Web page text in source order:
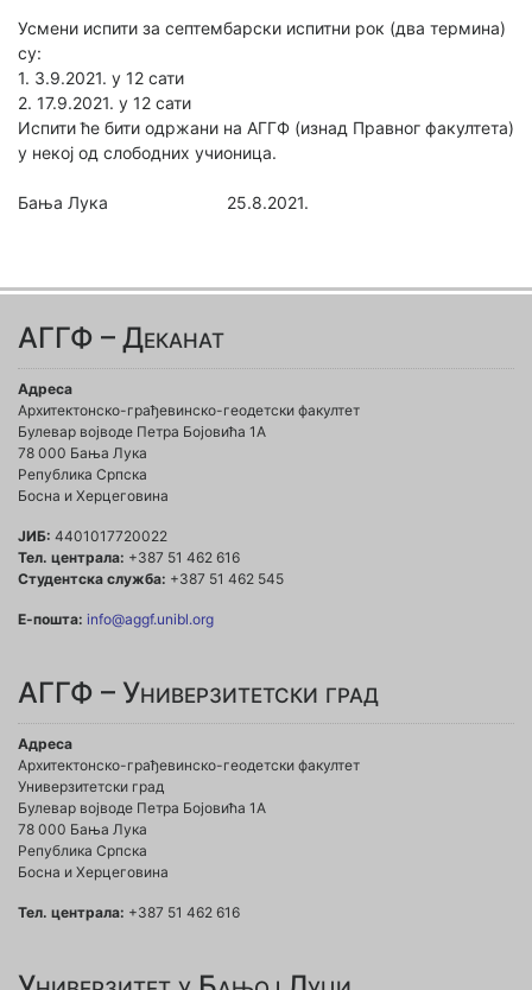
Усмени испити за септембарски испитни рок (два термина)
су:
1. 3.9.2021. у 12 сати
2. 17.9.2021. у 12 сати
Испити ће бити одржани на АГГФ (изнад Правног факултета)
у некој од слободних учионица.
Бања Лука 25.8.2021.
АГГФ – Деканат
Адреса
Архитектонско-грађевинско-геодетски факултет
Булевар војводе Петра Бојовића 1A
78 000 Бања Лука
Република Српска
Босна и Херцеговина
ЈИБ: 4401017720022
Тел. централа: +387 51 462 616
Студентска служба: +387 51 462 545
Е-пошта: info@aggf.unibl.org
АГГФ – Универзитетски град
Адреса
Архитектонско-грађевинско-геодетски факултет
Универзитетски град
Булевар војводе Петра Бојовића 1A
78 000 Бања Лука
Република Српска
Босна и Херцеговина
Тел. централа: +387 51 462 616